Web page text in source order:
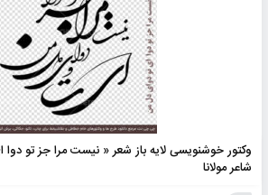
وکتور خوشنویسی لایه باز شعر « نیست مرا جز تو
شاعر مولانا